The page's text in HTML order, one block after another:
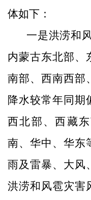
体如下：
一是洪涝和
内蒙古东北部、
南部、西南西部
降水较常年同期
西北部、西藏
南、华中、华东
雨及雷暴、大风
洪涝和风雹灾害